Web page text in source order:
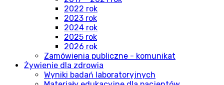
2022 rok
2023 rok
2024 rok
2025 rok
2026 rok
Zamówienia publiczne - komunikat
Żywienie dla zdrowia
Wyniki badań laboratoryjnych